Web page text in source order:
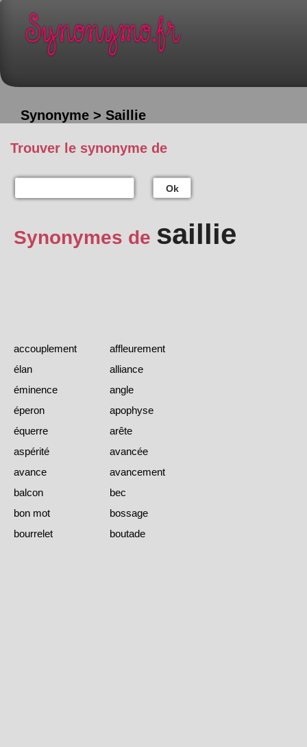
Synonyme > Saillie
Trouver le synonyme de
Ok
Synonymes de saillie
accouplement
affleurement
élan
alliance
éminence
angle
éperon
apophyse
équerre
arête
aspérité
avancée
avance
avancement
balcon
bec
bon mot
bossage
bourrelet
boutade